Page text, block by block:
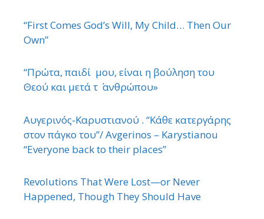
“First Comes God’s Will, My Child… Then Our
Own”
“Πρώτα, παιδί μου, είναι η βούληση του
Θεού και μετά τ ΄ ανθρώπου»
Αυγερινός-Καρυστιανού . “Κάθε κατεργάρης
στον πάγκο του”/ Avgerinos – Karystianou
“Εveryone back to their places”
Revolutions That Were Lost—or Never
Happened, Though They Should Have